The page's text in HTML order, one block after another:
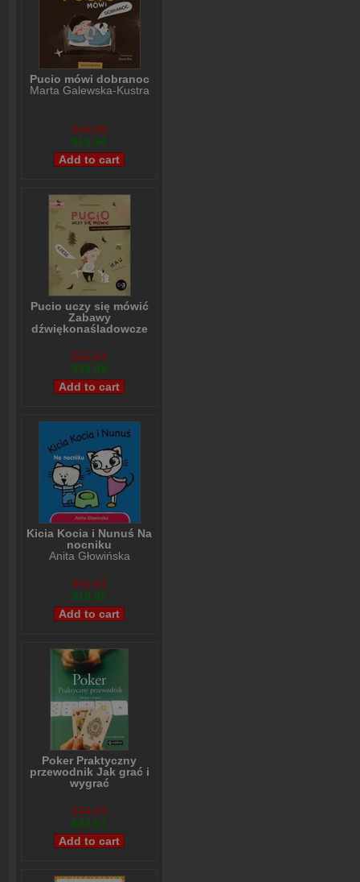
Pucio mówi dobranoc
Marta Galewska-Kustra
$16,05
$13,04
Pucio uczy się mówić
Zabawy
dźwiękonaśladowcze
Marta Galewska-Kustra
$32,93
$28,09
Kicia Kocia i Nunuś Na
nocniku
Anita Głowińska
$11,03
$10,02
Poker Praktyczny
przewodnik Jak grać i
wygrać
$24,07
$22,07